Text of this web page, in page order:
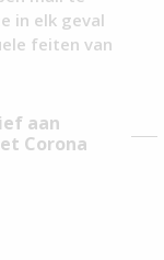
in elk geval
feiten van
aan
Corona